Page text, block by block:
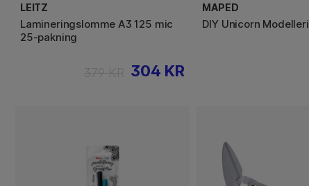
LEITZ
Lamineringslomme A3 125 mic
25-pakning
304 KR
MAPED
DIY Unicorn